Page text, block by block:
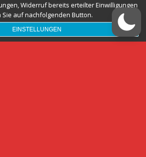
Widerruf bereits erteilter Einwilligungen
Sie auf nachfolgenden Button.
EINSTELLUNGEN